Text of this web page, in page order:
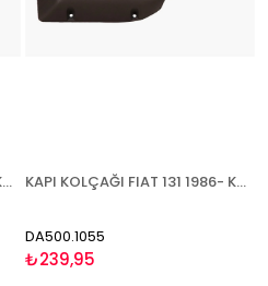
KAPI KOLÇAĞI FIAT 131 1986- KAPI KOLÇAĞI GRİ SOL KAPI KOLÇAĞI FIAT 131 1986- KAPI KOLÇAĞI KAHVE SAĞ
DA500.1055
₺239,95